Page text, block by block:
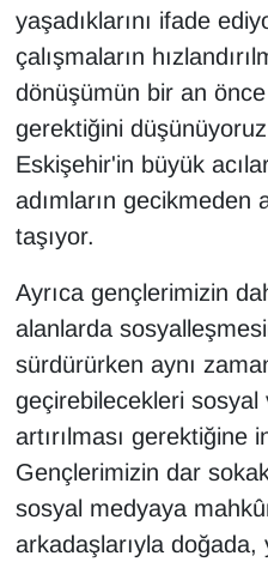
yaşadıklarını ifade
çalışmaların
dönüşümün bir an
gerektiğini
Eskişehir'in büyük
adımların gecikmeden
taşıyor.
Ayrıca gençlerimizin
alanlarda
sürdürürken aynı
geçirebilecekleri sosyal
artırılması gerektiğine
Gençlerimizin dar
sosyal medyaya
arkadaşlarıyla